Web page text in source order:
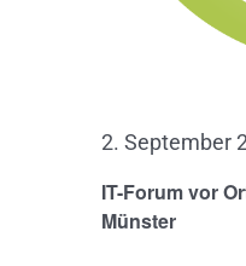
IT-Forum vor
Münster
2. September